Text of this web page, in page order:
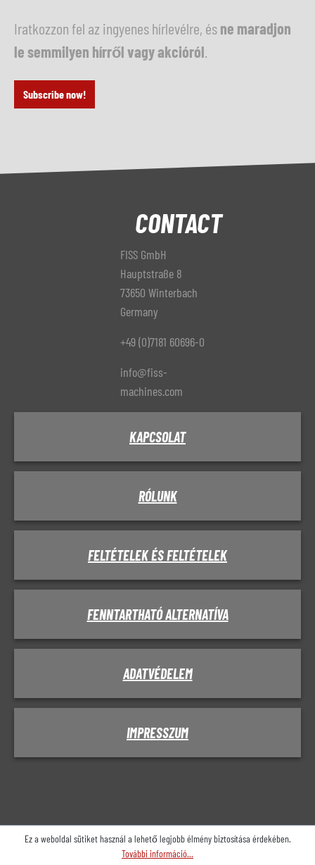
Iratkozzon fel az ingyenes hírlevélre, ésne maradjon
le semmilyen hírről vagy akcióról
Subscribe now!
CONTACT
FISS GmbH
Hauptstraße 8
73650 Winterbach
Germany
+49 (0)7181 60696-0
info@fiss-
machines.com
KAPCSOLAT
RÓLUNK
FELTÉTELEK ÉS FELTÉTELEK
FENNTARTHATÓ ALTERNATÍVA
ADATVÉDELEM
IMPRESSZUM
Ez a weboldal sütiket használ a lehető legjobb élmény biztosítása érdekében.
További információ...